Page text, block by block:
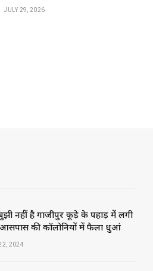
JULY 29, 2026
नहीं है गाजीपुर कूड़े के पहाड़ में लगी
की कॉलोनियों में फैला धुआं
2024